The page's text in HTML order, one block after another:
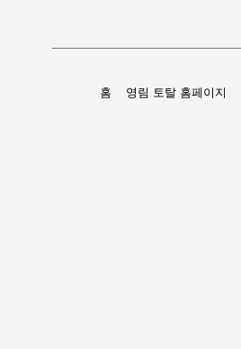
홈 영림 토탈 홈페이지